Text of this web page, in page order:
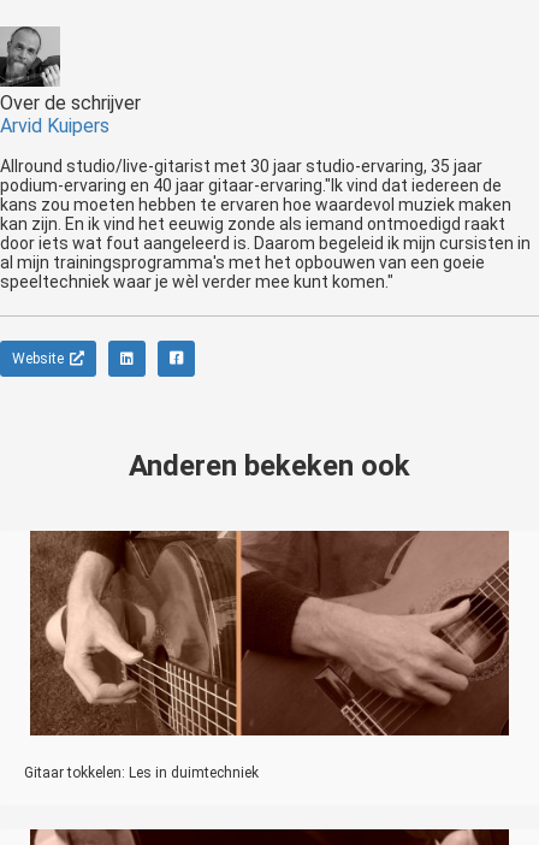
Over de schrijver
Arvid Kuipers
Allround studio/live-gitarist met 30 jaar studio-ervaring, 35 jaar
podium-ervaring en 40 jaar gitaar-ervaring."Ik vind dat iedereen de
kans zou moeten hebben te ervaren hoe waardevol muziek maken
kan zijn. En ik vind het eeuwig zonde als iemand ontmoedigd raakt
door iets wat fout aangeleerd is. Daarom begeleid ik mijn cursisten in
al mijn trainingsprogramma's met het opbouwen van een goeie
speeltechniek waar je wèl verder mee kunt komen."
Website
Anderen bekeken ook
Gitaar tokkelen: Les in duimtechniek